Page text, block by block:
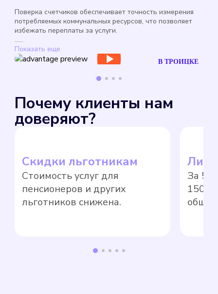
Поверка счетчиков обеспечивает точность измерения
потребляемых коммунальных ресурсов, что позволяет
избежать переплаты за услуги.
......
Показать еще
В ТРОИЦКЕ
Почему клиенты нам
доверяют?
Скидки льготникам
Стоимость услуг для
пенсионеров и других
льготников снижена.
За 5
1500